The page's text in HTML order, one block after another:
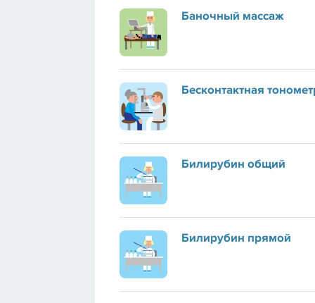
Баночный массаж
Бесконтактная
Билирубин общий
Билирубин прямой